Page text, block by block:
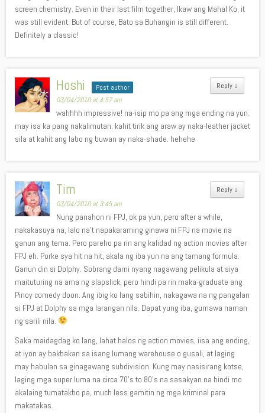
screen chemistry. Even in their last film together, Ikaw ang Mahal Ko, it
was still evident. But of course, Bato sa Buhangin is still different.
Definitely a classic!
Reply ↓
Hoshi Post author
03/04/2010 at 4:57 am
wahhhh impressive! na-isip mo pa ang mga ending na yun.
may isa ka pang nakalimutan. kahit tirik ang araw ay naka-leather jacket
sila at kahit ang labo ng buwan ay naka-shade. hehehe
Reply ↓
Tim
03/04/2010 at 3:45 am
Nung panahon ni FPJ, ok pa yun, pero after a while,
nakakasuya na, lalo na’t napakaraming ginawa ni FPJ na movie na
ganun ang tema. Pero pareho pa rin ang kalidad ng action movies after
FPJ eh. Porke sya hit na hit, akala ng iba yun na ang tamang formula.
Ganun din si Dolphy. Sobrang dami nyang nagawang pelikula at siya
maituturing na ama ng slapslick, pero hindi pa rin maka-graduate ang
Pinoy comedy doon. Ang ibig ko lang sabihin, nakagawa na ng pangalan
si FPJ at Dolphy sa mga larangan nila. Dapat yung iba, gumawa naman
ng sarili nila.
Saka maidagdag ko lang, lahat halos ng action movies, iisa ang ending,
at iyon ay bakbakan sa isang lumang warehouse o gusali, at laging
may habulan sa ginagawang subdivision. Kung may nasisirang kotse,
laging mga super luma na circa 70’s to 80’s na sasakyan na hindi mo
akalaing tumatakbo pa, much less gamitin ng mga kriminal para
makatakas.